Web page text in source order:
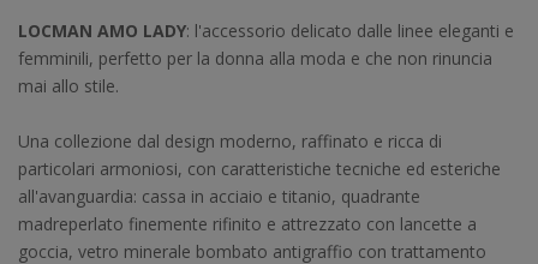
LOCMAN AMO LADY: l'accessorio delicato dalle linee eleganti e
femminili, perfetto per la donna alla moda e che non rinuncia
mai allo stile.
Una collezione dal design moderno, raffinato e ricca di
particolari armoniosi, con caratteristiche tecniche ed esteriche
all'avanguardia: cassa in acciaio e titanio, quadrante
madreperlato finemente rifinito e attrezzato con lancette a
goccia, vetro minerale bombato antigraffio con trattamento